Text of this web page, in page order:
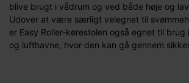
blive brugt i vådrum og ved både høje og
Udover at være særligt velegnet til
er Easy Roller-kørestolen også egnet til
og lufthavne, hvor den kan gå gennem